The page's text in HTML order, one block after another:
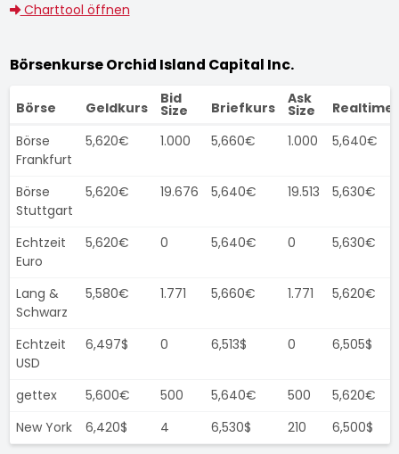
Charttool öffnen
Börsenkurse Orchid Island Capital Inc.
Börse Geldkurs
Bid
Size Briefkurs
Ask
Size
Börse
Frankfurt
5,620€ 1.000 5,660€ 1.000 5,640€
Börse
Stuttgart
5,620€ 19.676 5,640€ 19.513 5,630€
Echtzeit
Euro
5,620€ 0 5,640€ 0 5,630€
Lang &
Schwarz
5,580€ 1.771 5,660€ 1.771 5,620€
Echtzeit
USD
6,497$ 0 6,513$ 0 6,505$
gettex 5,600€ 500 5,640€ 500
5,620€
New York
6,420$ 4 6,530$ 210 6,500$